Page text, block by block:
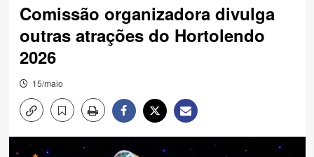
Comissão organizadora divulga
outras atrações do Hortolendo
2026
15/maio